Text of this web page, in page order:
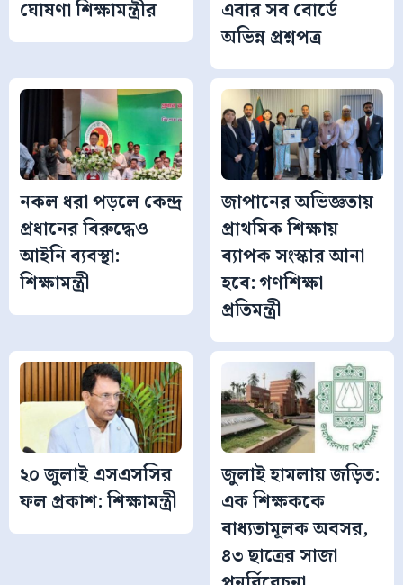
ঘোষণা শিক্ষামন্ত্রীর
এবার সব বোর্ডে
অভিন্ন প্রশ্নপত্র
নকল ধরা পড়লে কেন্দ্র
প্রধানের বিরুদ্ধেও
আইনি ব্যবস্থা:
শিক্ষামন্ত্রী
জাপানের অভিজ্ঞতায়
প্রাথমিক শিক্ষায়
ব্যাপক সংস্কার আনা
হবে: গণশিক্ষা
প্রতিমন্ত্রী
২০ জুলাই এসএসসির
ফল প্রকাশ: শিক্ষামন্ত্রী
জুলাই হামলায় জড়িত:
এক শিক্ষককে
বাধ্যতামূলক অবসর,
৪৩ ছাত্রের সাজা